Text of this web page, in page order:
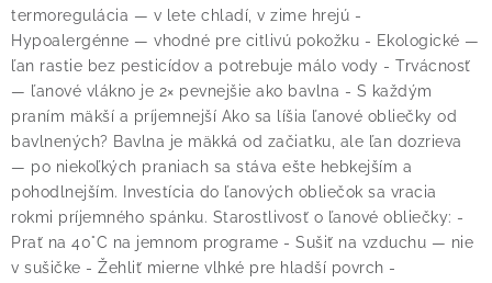
termoregulácia — v lete chladí, v zime hrejú -
Hypoalergénne — vhodné pre citlivú pokožku - Ekologické —
ľan rastie bez pesticídov a potrebuje málo vody - Trvácnosť
— ľanové vlákno je 2× pevnejšie ako bavlna - S každým
praním mäkší a príjemnejší Ako sa líšia ľanové obliečky od
bavlnených? Bavlna je mäkká od začiatku, ale ľan dozrieva
— po niekoľkých praniach sa stáva ešte hebkejším a
pohodlnejším. Investícia do ľanových obliečok sa vracia
rokmi príjemného spánku. Starostlivosť o ľanové obliečky: -
Prať na 40°C na jemnom programe - Sušiť na vzduchu — nie
v sušičke - Žehliť mierne vlhké pre hladší povrch -